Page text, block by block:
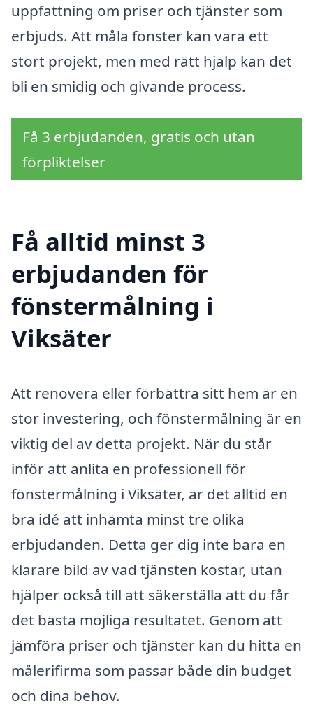
uppfattning om priser och tjänster som
erbjuds. Att måla fönster kan vara ett
stort projekt, men med rätt hjälp kan det
bli en smidig och givande process.
Få 3 erbjudanden, gratis och utan
förpliktelser
Få alltid minst 3
erbjudanden för
fönstermålning i
Viksäter
Att renovera eller förbättra sitt hem är en
stor investering, och fönstermålning är en
viktig del av detta projekt. När du står
inför att anlita en professionell för
fönstermålning i Viksäter, är det alltid en
bra idé att inhämta minst tre olika
erbjudanden. Detta ger dig inte bara en
klarare bild av vad tjänsten kostar, utan
hjälper också till att säkerställa att du får
det bästa möjliga resultatet. Genom att
jämföra priser och tjänster kan du hitta en
målerifirma som passar både din budget
och dina behov.